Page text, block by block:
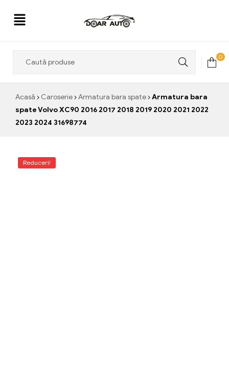
0
Acasă Caroserie Armatura bara spate
Armatura bara
spate Volvo XC90 2016 2017 2018 2019 2020 2021 2022
2023 2024 31698774
Reduceri!